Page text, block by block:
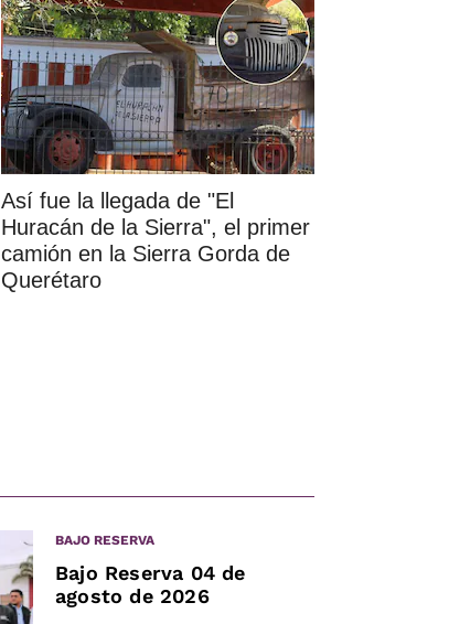
Así fue la llegada de "El
Huracán de la Sierra", el primer
camión en la Sierra Gorda de
Querétaro
BAJO RESERVA
Bajo Reserva 04 de
agosto de 2026